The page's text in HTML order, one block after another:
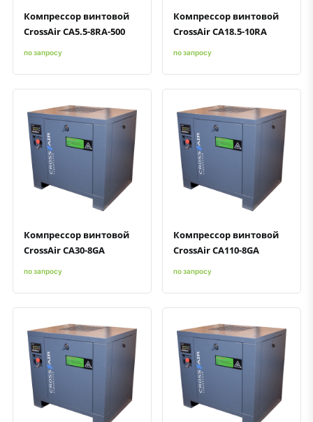
Компрессор винтовой
CrossAir CA5.5-8RA-500
по запросу
Компрессор винтовой
CrossAir CA18.5-10RA
по запросу
Добавить к сравнению
Добавить в избранное
Компрессор винтовой
CrossAir CA30-8GA
по запросу
Добавить к сравнению
Добавить в избранное
Компрессор винтовой
CrossAir CA110-8GA
по запросу
Добавить к сравнению
Добавить в избранное Добавить к сравнению
Добавить в избранное